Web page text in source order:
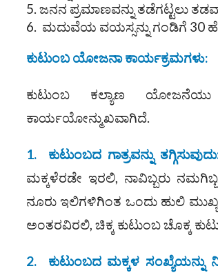
ಜನನ ಪ್ರಮಾಣವನ್ನು ತಡೆಗಟ್ಟಲು
ಮದುವೆಯ ವಯಸ್ಸನ್ನು ಗಂಡಿಗೆ 30
ಕುಟುಂಬ ಯೋಜನಾ ಕಾರ್ಯಕ್ರಮಗಳು:
ಕುಟುಂಬ ಕಲ್ಯಾಣ ಯೋಜನೆಯು
ಕಾರ್ಯಯೋನ್ಮುಖವಾಗಿದೆ.
1. ಕುಟುಂಬದ ಗಾತ್ರವನ್ನು ತಗ್ಗಿಸುವುದು
ಮಕ್ಕಳೆರಡೇ ಇರಲಿ, ನಾವಿಬ್ಬರು
ನೂರು ಇಲಿಗಳಿಗಿಂತ ಒಂದು ಹುಲಿ
ಅಂತರವಿರಲಿ, ಚಿಕ್ಕ ಕುಟುಂಬ ಚೊಕ್ಕ
2. ಕುಟುಂಬದ ಮಕ್ಕಳ ಸಂಖ್ಯೆಯನ್ನು